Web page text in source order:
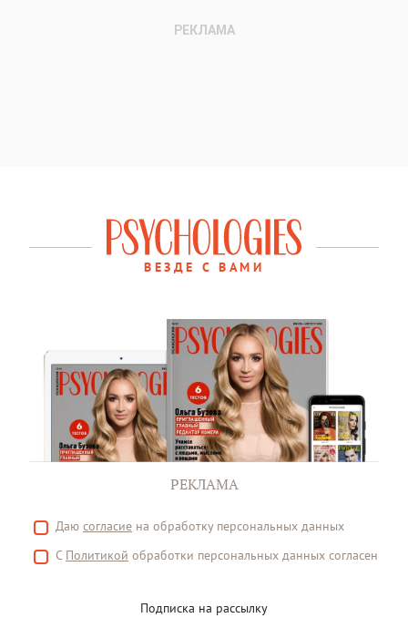
ВЕЗДЕ С ВАМИ
РЕКЛАМА
Даю согласие на обработку персональных данных
С Политикой обработки персональных данных согласен
Подписка на рассылку